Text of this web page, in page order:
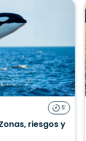
5'
riesgos y